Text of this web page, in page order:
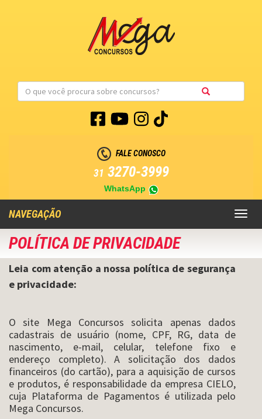
FALE CONOSCO
31 3270-3999
WhatsApp
Toggle
NAVEGAÇÃO
POLÍTICA DE PRIVACIDADE
Leia com atenção a nossa política de segurança
e privacidade:
O site Mega Concursos solicita apenas dados
cadastrais de usuário (nome, CPF, RG, data de
nascimento, e-mail, celular, telefone fixo e
endereço completo). A solicitação dos dados
financeiros (do cartão), para a aquisição de cursos
e produtos, é responsabilidade da empresa CIELO,
cuja Plataforma de Pagamentos é utilizada pelo
Mega Concursos.